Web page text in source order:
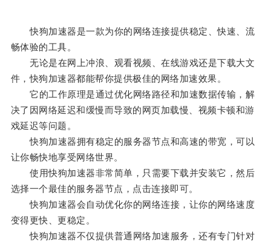
快狗加速器是一款为你的网络连接提供稳定、快速、流
畅体验的工具。
无论是在网上冲浪、观看视频、在线游戏还是下载大文
件，快狗加速器都能帮你提供极佳的网络加速效果。
它的工作原理是通过优化网络路径和加速数据传输，解
决了因网络延迟和缓慢而导致的网页加载慢、视频卡顿和游
戏延迟等问题。
快狗加速器拥有稳定的服务器节点和高速的带宽，可以
让你畅快地享受网络世界。
使用快狗加速器非常简单，只需要下载并安装它，然后
选择一个最佳的服务器节点，点击连接即可。
快狗加速器会自动优化你的网络连接，让你的网络速度
变得更快、更稳定。
快狗加速器不仅提供普通网络加速服务，还有专门针对